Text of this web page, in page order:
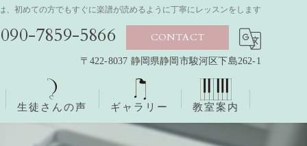
、初めての方でもすぐに楽譜が読めるように丁寧にレッスンをします
090-7859-5866 CONTACT
〒422-8037 静岡県静岡市駿河区下島262-1
生徒さんの声 ギャラリー 教室案内